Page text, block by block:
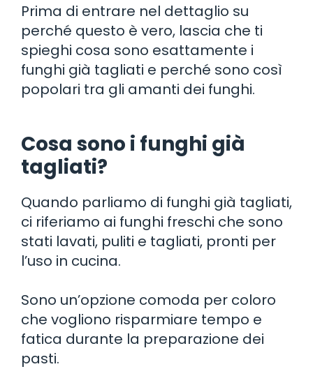
Prima di entrare nel dettaglio su
perché questo è vero, lascia che ti
spieghi cosa sono esattamente i
funghi già tagliati e perché sono così
popolari tra gli amanti dei funghi.
Cosa sono i funghi già
tagliati?
Quando parliamo di funghi già tagliati,
ci riferiamo ai funghi freschi che sono
stati lavati, puliti e tagliati, pronti per
l’uso in cucina.
Sono un’opzione comoda per coloro
che vogliono risparmiare tempo e
fatica durante la preparazione dei
pasti.